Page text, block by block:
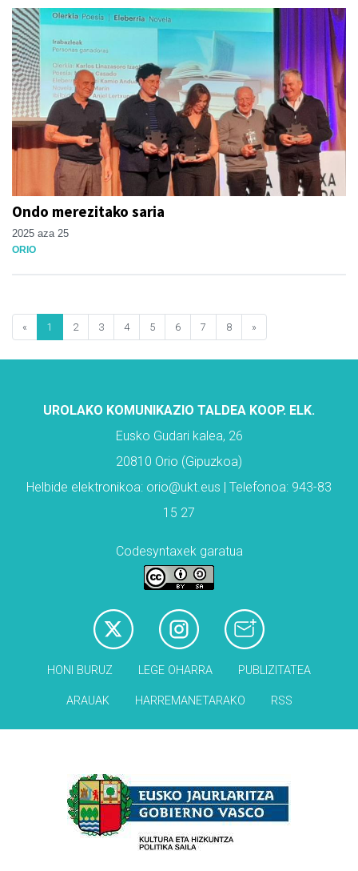
Ondo merezitako saria
2025 aza 25
ORIO
« 1 2 3 4 5 6 7 8 »
UROLAKO KOMUNIKAZIO TALDEA KOOP. ELK.
Eusko Gudari kalea, 26
20810 Orio (Gipuzkoa)
Helbide elektronikoa: orio@ukt.eus | Telefonoa: 943-83
15 27
Codesyntaxek garatua
HONI BURUZ LEGE OHARRA PUBLIZITATEA
ARAUAK HARREMANETARAKO RSS